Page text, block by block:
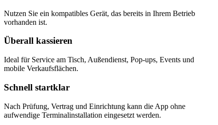
Nutzen Sie ein kompatibles Gerät, das bereits in Ihrem Betrieb
vorhanden ist.
Überall kassieren
Ideal für Service am Tisch, Außendienst, Pop-ups, Events und
mobile Verkaufsflächen.
Schnell startklar
Nach Prüfung, Vertrag und Einrichtung kann die App ohne
aufwendige Terminalinstallation eingesetzt werden.